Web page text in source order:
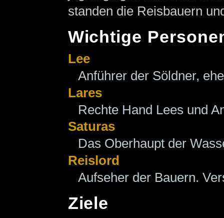
standen die Reisbauern
Wichtige
Lee
Anführer der Söldner,
Lares
Rechte Hand Lees und
Saturas
Das Oberhaupt der
Reislord
Aufseher der Bauern.
Ziele